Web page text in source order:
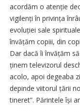
acordăm o atenție
vigilenți în privința
evoluției sale
învățăm copiii, din
Dar dacă îi învățăm
ținem televizorul
acolo, apoi degeaba
depinde viitorul țării
tineret”. Părintele își